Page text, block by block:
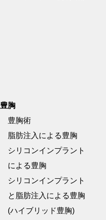
豊胸
豊胸術
脂肪注入による豊胸
シリコンインプラント
による豊胸
シリコンインプラント
と脂肪注入による豊胸
(ハイブリッド豊胸)